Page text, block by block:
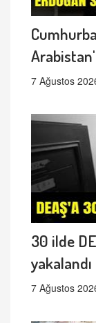
7 Ağustos
30 ilde
yakalandı
7 Ağustos